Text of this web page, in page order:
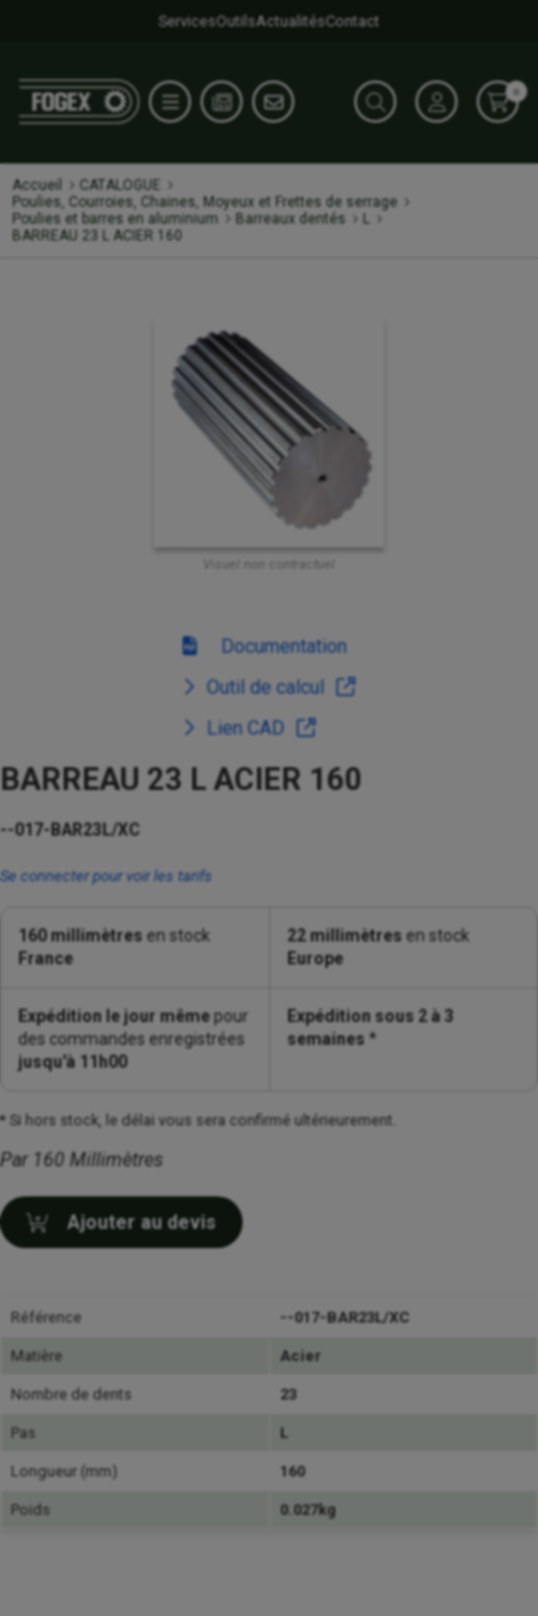
ServicesOutilsActualitésContact
0
Accueil
CATALOGUE
Poulies, Courroies, Chaines, Moyeux et Frettes de serrage
Poulies et barres en aluminium
Barreaux dentés
L
BARREAU 23 L ACIER 160
Visuel non contractuel
Documentation
Outil de calcul
Lien CAD
BARREAU 23 L ACIER 160
--017-BAR23L/XC
Se connecter pour voir les tarifs
160 millimètresen stock
France
22 millimètresen stock
Europe
Expédition le jour mêmepour
des commandes enregistrées
jusqu'à 11h00
Expédition sous 2 à 3
semaines *
* Si hors stock, le délai vous sera confirmé ultérieurement.
Par 160 Millimètres
Ajouter au devis
Référence --017-BAR23L/XC
Matière Acier
Nombre de dents 23
Pas L
Longueur (mm) 160
Poids 0.027kg